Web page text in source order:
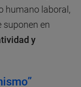
humano laboral,
suponen en
y